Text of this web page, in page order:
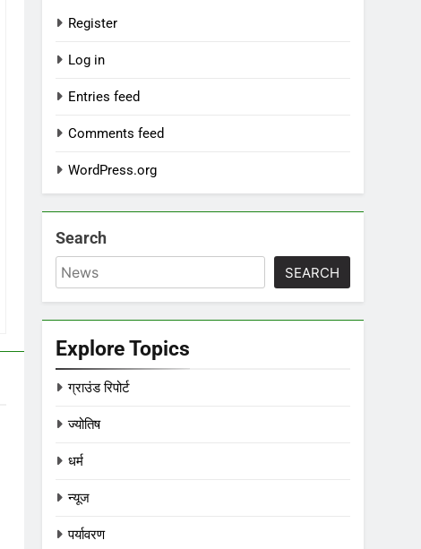
Register
Log in
Entries feed
Comments feed
WordPress.org
Search
SEARCH
Explore Topics
ग्राउंड रिपोर्ट
ज्योतिष
धर्म
न्यूज
पर्यावरण